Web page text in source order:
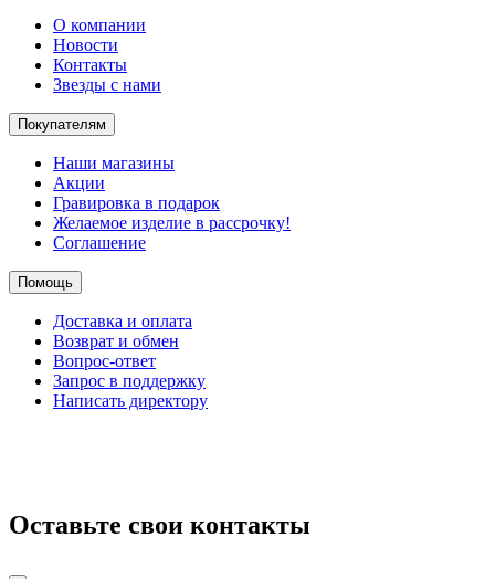
О компании
Новости
Контакты
Звезды с нами
Покупателям
Наши магазины
Акции
Гравировка в подарок
Желаемое изделие в рассрочку!
Соглашение
Помощь
Доставка и оплата
Возврат и обмен
Вопрос-ответ
Запрос в поддержку
Написать директору
Оставьте свои контакты